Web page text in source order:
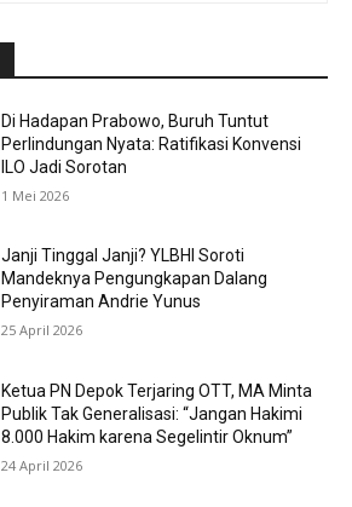
Di Hadapan Prabowo, Buruh Tuntut
Perlindungan Nyata: Ratifikasi Konvensi
ILO Jadi Sorotan
1 Mei 2026
Janji Tinggal Janji? YLBHI Soroti
Mandeknya Pengungkapan Dalang
Penyiraman Andrie Yunus
25 April 2026
Ketua PN Depok Terjaring OTT, MA Minta
Publik Tak Generalisasi: “Jangan Hakimi
8.000 Hakim karena Segelintir Oknum”
24 April 2026